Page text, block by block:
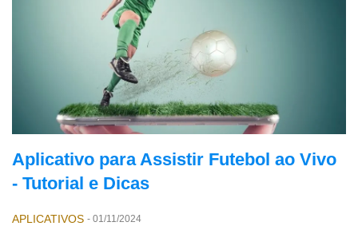
Aplicativo para Assistir Futebol ao Vivo
- Tutorial e Dicas
APLICATIVOS - 01/11/2024